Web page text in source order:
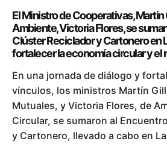
El Ministro de Cooperativas, Martin
Ambiente, Victoria Flores, se
Clúster Reciclador y Cartonero en
fortalecer la economía circular y el
En una jornada de diálogo y
vínculos, los ministros Martín
Mutuales, y Victoria Flores, de
Circular, se sumaron al
y Cartonero, llevado a cabo en